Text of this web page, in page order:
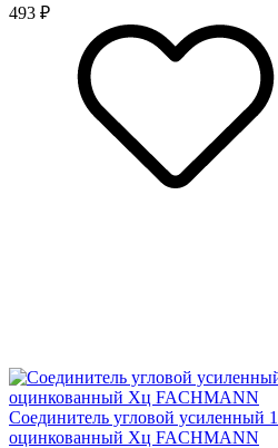
493 ₽
Соединитель угловой усиленный
оцинкованный Хц FACHMANN